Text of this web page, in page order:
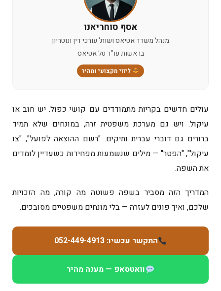
אסף סוחריאנו
מנהל משרד אטיאס ושות' עורכי דין ונוטריון
בראשות עו"ד טל אטיאס
ליווי מקצועי ומהיר
עולים חדשים בקריות מתמודדים עם קושי כפול. יש חוב או
עיקול. ויש גם מערכת משפטית זרה, במונחים שלא תמיד
ברורים גם דוברי עברית ותיקים. "רשם ההוצאה לפועל", "צו
עיקול", "הפטר" — מילים שנשמעות מפחידות כשעדיין לומדים
את השפה.
המדריך הזה מסביר בשפה פשוטה מה קורה, מה הזכויות
שלכם, ואיך פונים לעזרה — בלי מונחים משפטיים מסובכים.
התקשר עכשיו: 052-449-4913
וואטסאפ — מענה מהיר